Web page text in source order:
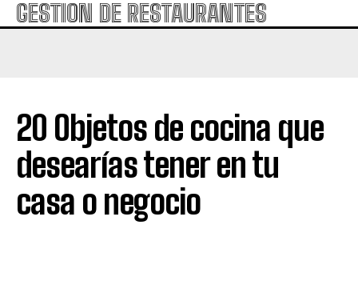
GESTION DE RESTAURANTES
20 Objetos de cocina que
desearías tener en tu
casa o negocio